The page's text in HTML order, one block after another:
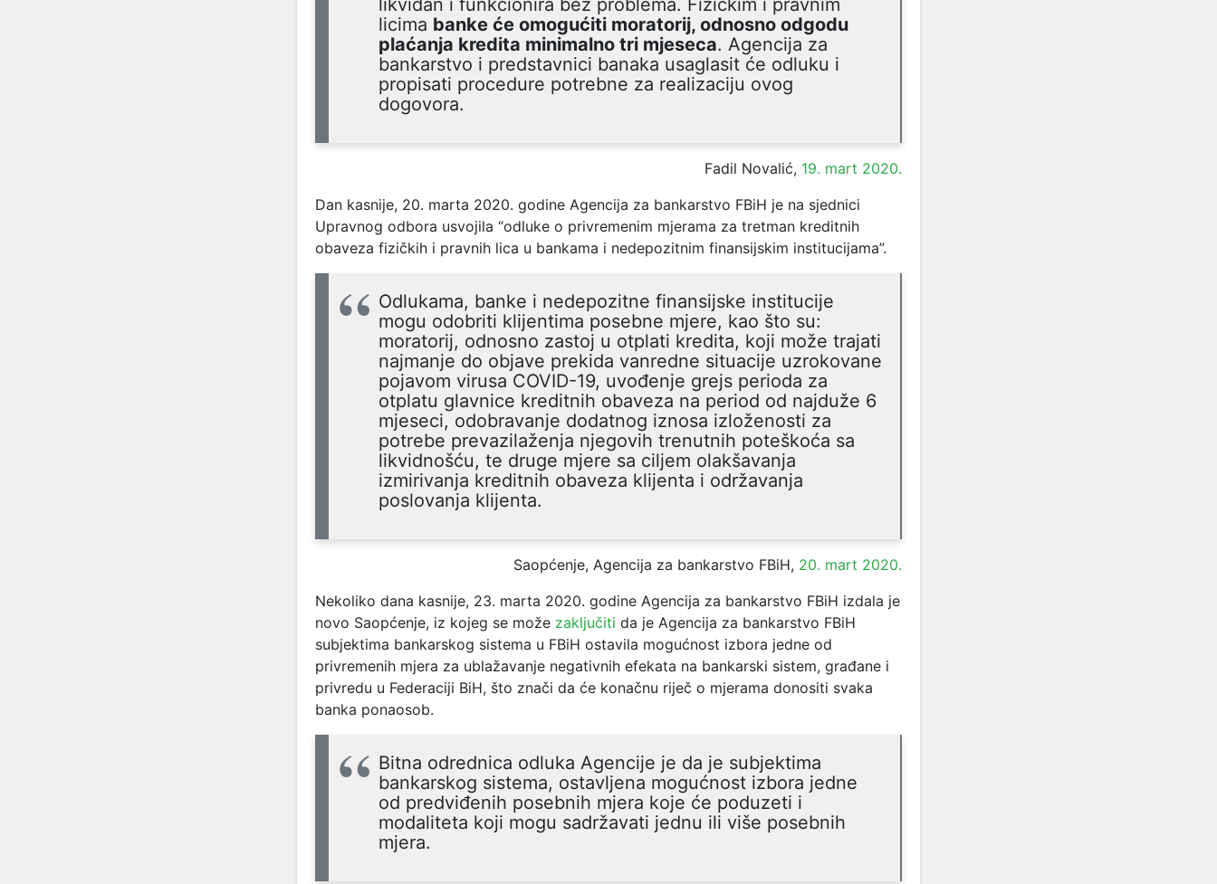
licima banke će omogućiti moratorij, odnosno odgodu
plaćanja kredita minimalno tri mjeseca. Agencija za
bankarstvo i predstavnici banaka usaglasit će odluku i
propisati procedure potrebne za realizaciju ovog
dogovora.
Fadil Novalić, 19. mart 2020.
Dan kasnije, 20. marta 2020. godine Agencija za bankarstvo FBiH je na sjednici
Upravnog odbora usvojila “odluke o privremenim mjerama za tretman kreditnih
obaveza fizičkih i pravnih lica u bankama i nedepozitnim finansijskim institucijama”.
Odlukama, banke i nedepozitne finansijske institucije
mogu odobriti klijentima posebne mjere, kao što su:
moratorij, odnosno zastoj u otplati kredita, koji može trajati
najmanje do objave prekida vanredne situacije uzrokovane
pojavom virusa COVID-19, uvođenje grejs perioda za
otplatu glavnice kreditnih obaveza na period od najduže 6
mjeseci, odobravanje dodatnog iznosa izloženosti za
potrebe prevazilaženja njegovih trenutnih poteškoća sa
likvidnošću, te druge mjere sa ciljem olakšavanja
izmirivanja kreditnih obaveza klijenta i održavanja
poslovanja klijenta.
Saopćenje, Agencija za bankarstvo FBiH, 20. mart 2020.
Nekoliko dana kasnije, 23. marta 2020. godine Agencija za bankarstvo FBiH izdala je
novo Saopćenje, iz kojeg se može zaključiti da je Agencija za bankarstvo FBiH
subjektima bankarskog sistema u FBiH ostavila mogućnost izbora jedne od
privremenih mjera za ublažavanje negativnih efekata na bankarski sistem, građane i
privredu u Federaciji BiH, što znači da će konačnu riječ o mjerama donositi svaka
banka ponaosob.
Bitna odrednica odluka Agencije je da je subjektima
bankarskog sistema, ostavljena mogućnost izbora jedne
od predviđenih posebnih mjera koje će poduzeti i
modaliteta koji mogu sadržavati jednu ili više posebnih
mjera.